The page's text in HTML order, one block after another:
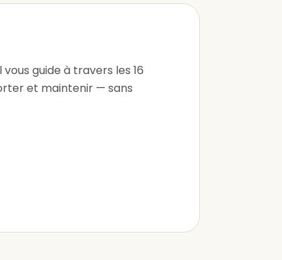
guide à travers les 16
et maintenir — sans